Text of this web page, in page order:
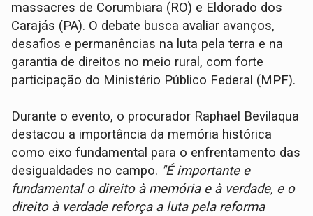
massacres de Corumbiara (RO) e Eldorado dos
Carajás (PA). O debate busca avaliar avanços,
desafios e permanências na luta pela terra e na
garantia de direitos no meio rural, com forte
participação do Ministério Público Federal (MPF).
Durante o evento, o procurador Raphael Bevilaqua
destacou a importância da memória histórica
como eixo fundamental para o enfrentamento das
desigualdades no campo. "É importante e
fundamental o direito à memória e à verdade, e o
direito à verdade reforça a luta pela reforma